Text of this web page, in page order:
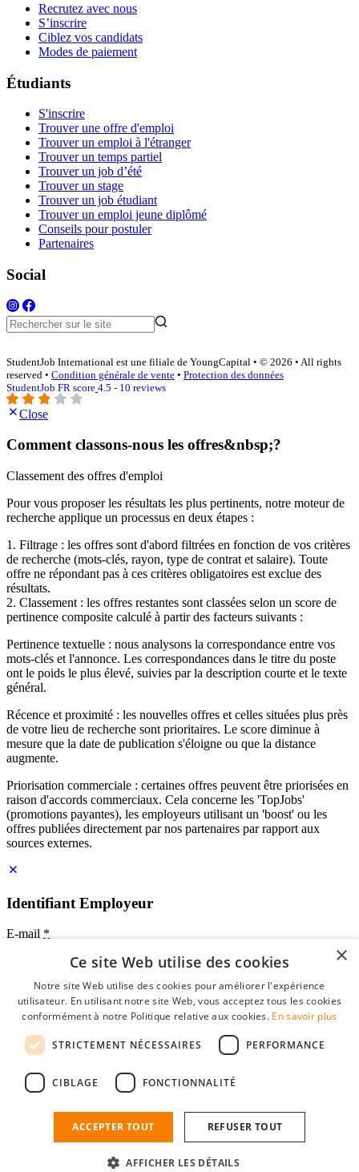
Recrutez avec nous
S’inscrire
Ciblez vos candidats
Modes de paiement
Étudiants
S'inscrire
Trouver une offre d'emploi
Trouver un emploi à l'étranger
Trouver un temps partiel
Trouver un job d’été
Trouver un stage
Trouver un job étudiant
Trouver un emploi jeune diplômé
Conseils pour postuler
Partenaires
Social
StudentJob International est une filiale de YoungCapital • © 2026 • All rights
reserved • Condition générale de vente • Protection des données
StudentJob FR score 4.5 - 10 reviews
Close
Comment classons-nous les offres&nbsp;?
Classement des offres d'emploi
Pour vous proposer les résultats les plus pertinents, notre moteur de
recherche applique un processus en deux étapes :
1. Filtrage : les offres sont d'abord filtrées en fonction de vos critères
de recherche (mots-clés, rayon, type de contrat et salaire). Toute
offre ne répondant pas à ces critères obligatoires est exclue des
résultats.
2. Classement : les offres restantes sont classées selon un score de
pertinence composite calculé à partir des facteurs suivants :
Pertinence textuelle : nous analysons la correspondance entre vos
mots-clés et l'annonce. Les correspondances dans le titre du poste
ont le poids le plus élevé, suivies par la description courte et le texte
général.
Récence et proximité : les nouvelles offres et celles situées plus près
de votre lieu de recherche sont prioritaires. Le score diminue à
mesure que la date de publication s'éloigne ou que la distance
augmente.
Priorisation commerciale : certaines offres peuvent être priorisées en
raison d'accords commerciaux. Cela concerne les 'TopJobs'
(promotions payantes), les employeurs utilisant un 'boost' ou les
offres publiées directement par nos partenaires par rapport aux
sources externes.
Identifiant Employeur
E-mail *
Mot de passe
se souvenir de moi
mot de passe oublié?
Profil Employeur gratuit
Vous pouvez vous connecter sur StudentJob si vous avez créé un
n'est plus qu'à quelques clics.
×
Ce site Web utilise des cookies
Notre site Web utilise des cookies pour améliorer l'expérience
utilisateur. En utilisant notre site Web, vous acceptez tous les cookies
conformément à notre Politique relative aux cookies. En savoir plus
STRICTEMENT NÉCESSAIRES PERFORMANCE
CIBLAGE FONCTIONNALITÉ
ACCEPTER TOUT REFUSER TOUT
AFFICHER LES DÉTAILS